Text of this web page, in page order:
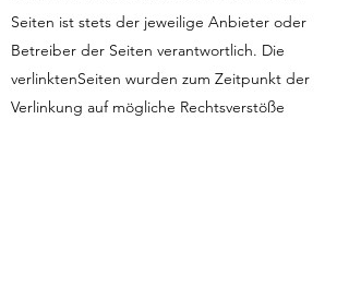
Seiten ist stets der jeweilige Anbieter oder
Betreiber der Seiten verantwortlich. Die
verlinktenSeiten wurden zum Zeitpunkt der
Verlinkung auf mögliche Rechtsverstöße